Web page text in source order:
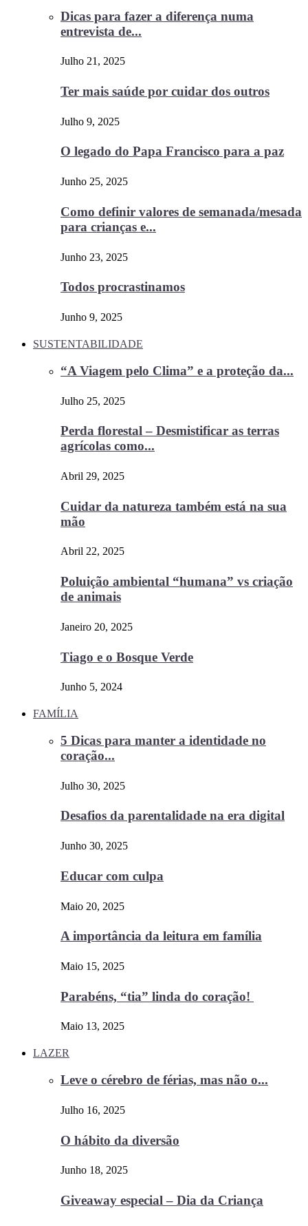
Dicas para fazer a diferença numa
entrevista de...
Julho 21, 2025
Ter mais saúde por cuidar dos outros
Julho 9, 2025
O legado do Papa Francisco para a paz
Junho 25, 2025
Como definir valores de semanada/mesada
para crianças e...
Junho 23, 2025
Todos procrastinamos
Junho 9, 2025
SUSTENTABILIDADE
“A Viagem pelo Clima” e a proteção da...
Julho 25, 2025
Perda florestal – Desmistificar as terras
agrícolas como...
Abril 29, 2025
Cuidar da natureza também está na sua
mão
Abril 22, 2025
Poluição ambiental “humana” vs criação
de animais
Janeiro 20, 2025
Tiago e o Bosque Verde
Junho 5, 2024
FAMÍLIA
5 Dicas para manter a identidade no
coração...
Julho 30, 2025
Desafios da parentalidade na era digital
Junho 30, 2025
Educar com culpa
Maio 20, 2025
A importância da leitura em família
Maio 15, 2025
Parabéns, “tia” linda do coração!
Maio 13, 2025
LAZER
Leve o cérebro de férias, mas não o...
Julho 16, 2025
O hábito da diversão
Junho 18, 2025
Giveaway especial – Dia da Criança